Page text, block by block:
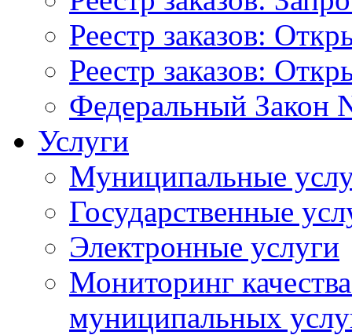
Реестр заказов:
Реестр заказов:
Федеральный Закон
Услуги
Муниципальные
Государственные
Электронные услуги
Мониторинг
муниципальных